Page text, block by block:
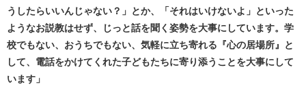
うしたらいいんじゃない？」とか、「それはいけないよ」といった
ようなお説教はせず、じっと話を聞く姿勢を大事にしています。学
校でもない、おうちでもない、気軽に立ち寄れる『心の居場所』と
して、電話をかけてくれた子どもたちに寄り添うことを大事にして
います」